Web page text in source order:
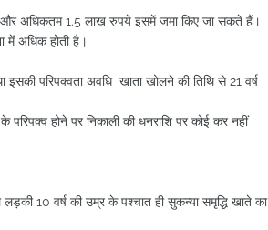
और अधिकतम 1.5 लाख रुपये इसमें जमा किए जा सकते हैं।
में अधिक होती है।
परिपक्वता अवधि खाता खोलने की तिथि से 21 वर्ष
होने पर निकाली की धनराशि पर कोई कर नहीं
10 वर्ष की उम्र के पश्चात ही सुकन्या समृद्धि खाते का